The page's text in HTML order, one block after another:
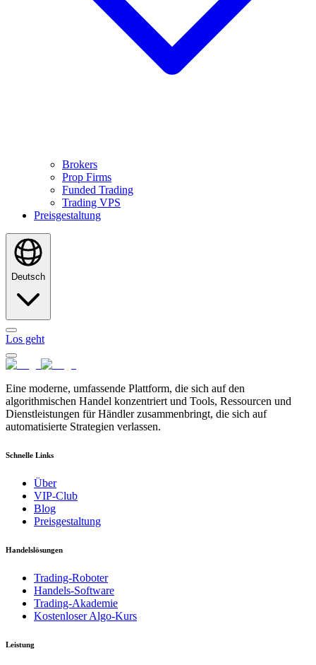
Brokers
Prop Firms
Funded Trading
Trading VPS
Preisgestaltung
Deutsch
Los geht
Eine moderne, umfassende Plattform, die sich auf den
algorithmischen Handel konzentriert und Tools, Ressourcen und
Dienstleistungen für Händler zusammenbringt, die sich auf
automatisierte Strategien verlassen.
Schnelle Links
Über
VIP-Club
Blog
Preisgestaltung
Handelslösungen
Trading-Roboter
Handels-Software
Trading-Akademie
Kostenloser Algo-Kurs
Leistung